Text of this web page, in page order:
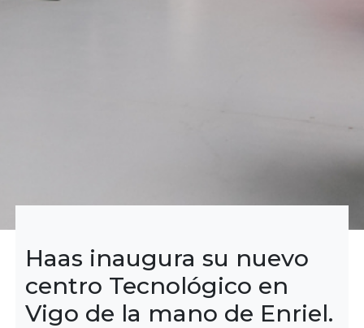
Haas inaugura su nuevo
centro Tecnológico en
Vigo de la mano de Enriel.